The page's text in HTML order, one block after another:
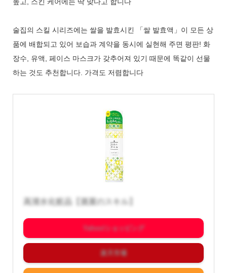
술집의 스킬 시리즈에는 쌀을 발효시킨 「쌀 발효액」이 모든 상
품에 배합되고 있어 보습과 계약을 동시에 실현해 주면 평판! 화
장수, 유액, 페이스 마스크가 갖추어져 있기 때문에 똑같이 선물
하는 것도 추천합니다. 가격도 저렴합니다
高清水化粧品【酒屋のスキル】
Yahoo!ショッピング
楽天市場